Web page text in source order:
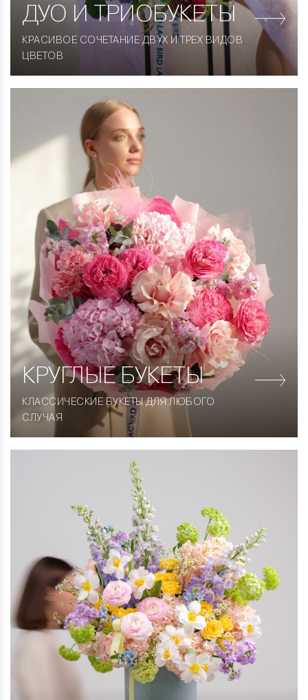
ДУО И ТРИОБУКЕТЫ
КРАСИВОЕ СОЧЕТАНИЕ ДВУХ И ТРЕХ ВИДОВ
ЦВЕТОВ
КРУГЛЫЕБУКЕТЫ
КЛАССИЧЕСКИЕ БУКЕТЫ ДЛЯ ЛЮБОГО
СЛУЧАЯ